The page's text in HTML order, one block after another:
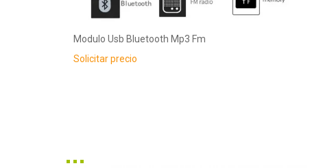
Modulo Usb Bluetooth Mp3 Fm
Solicitar precio